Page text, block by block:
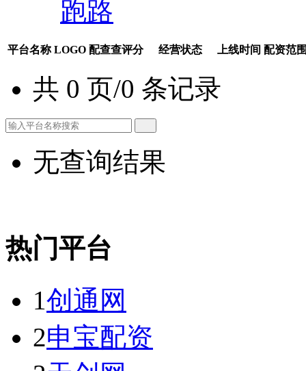
跑路
平台名称 LOGO 配查查评分 经营状态 上线时间 配资范
共 0 页/0 条记录
无查询结果
热门平台
1创通网
2申宝配资